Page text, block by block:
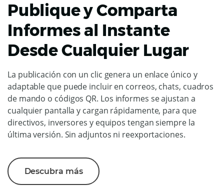
Publique y Comparta
Informes al Instante
Desde Cualquier Lugar
La publicación con un clic genera un enlace único y
adaptable que puede incluir en correos, chats, cuadros
de mando o códigos QR. Los informes se ajustan a
cualquier pantalla y cargan rápidamente, para que
directivos, inversores y equipos tengan siempre la
última versión. Sin adjuntos ni reexportaciones.
Descubra más